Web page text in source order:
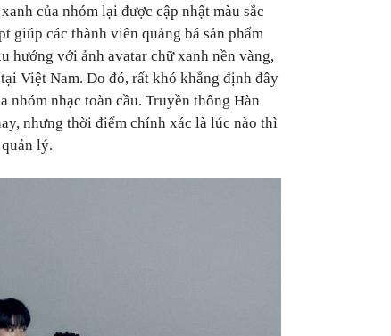
của nhóm lại được cập nhật màu sắc
giúp các thành viên quảng bá sản phẩm
hướng với ảnh avatar chữ xanh nền vàng,
Việt Nam. Do đó, rất khó khẳng định đây
nhóm nhạc toàn cầu. Truyền thông Hàn
nhưng thời điểm chính xác là lúc nào thì
lý.